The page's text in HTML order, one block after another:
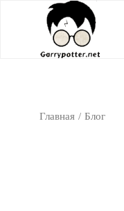
Главная Блог